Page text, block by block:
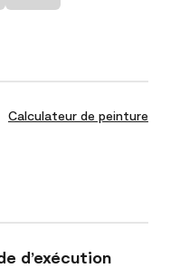
Calculateur de peinture
d’exécution